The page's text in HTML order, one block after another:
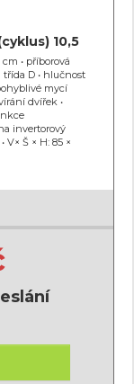
10,5
• příborová
třída D • hlučnost
mycí
dvířek •
invertorový
V× Š × H: 85 ×